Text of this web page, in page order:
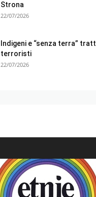
Strona
22/07/2026
Indigeni e “senza terra”
terroristi
22/07/2026